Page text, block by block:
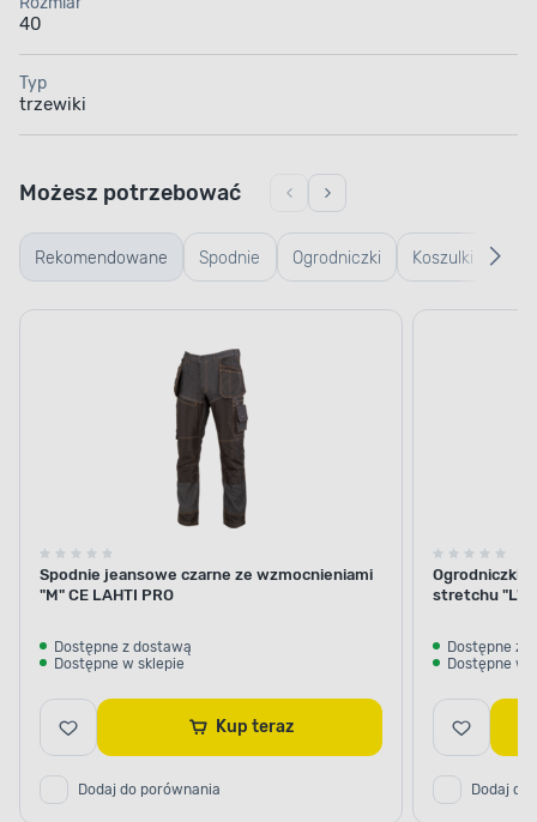
40
Typ
trzewiki
Rekomendowane Spodnie
robocze
Ogrodniczki Koszulki
robocze
Możesz potrzebować
Spodnie jeansowe czarne ze wzmocnieniami
"M" CE LAHTI PRO
Dostępne z dostawą
Dostępne w sklepie
Kup teraz
Dodaj do porównania
Ogrodniczki
stretchu
Dostępne z
Dostępne w
Dodaj do